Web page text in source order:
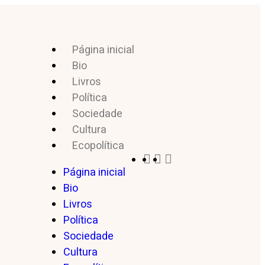
Página inicial
Bio
Livros
Política
Sociedade
Cultura
Ecopolítica
Página inicial
Bio
Livros
Política
Sociedade
Cultura